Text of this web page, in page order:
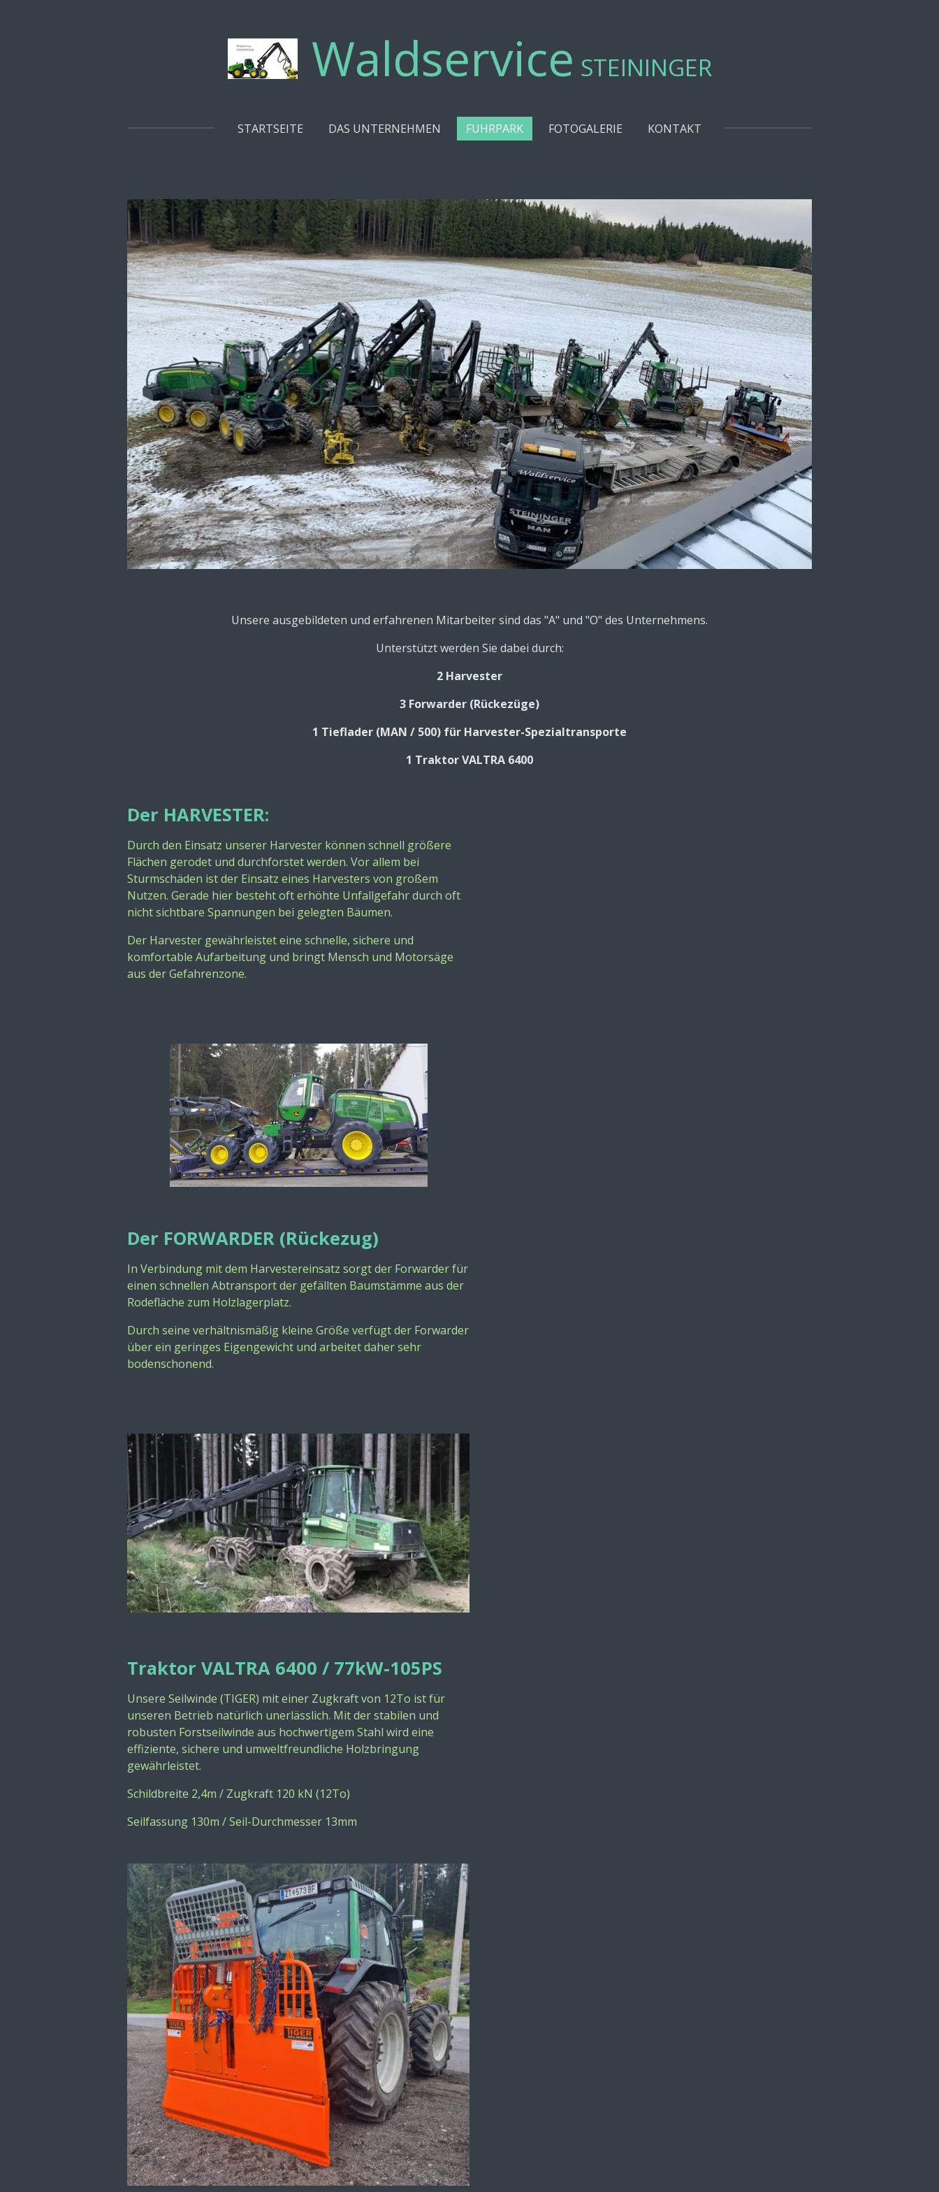
Waldservice STEININGER
STARTSEITE DAS UNTERNEHMEN FUHRPARK FOTOGALERIE KONTAKT
Unsere ausgebildeten und erfahrenen Mitarbeiter sind das "A" und "O" des Unternehmens.
Unterstützt werden Sie dabei durch:
2 Harvester
3 Forwarder (Rückezüge)
1 Tieflader (MAN / 500) für Harvester-Spezialtransporte
1 Traktor VALTRA 6400
Der HARVESTER:
Durch den Einsatz unserer Harvester können schnell größere
Flächen gerodet und durchforstet werden. Vor allem bei
Sturmschäden ist der Einsatz eines Harvesters von großem
Nutzen. Gerade hier besteht oft erhöhte Unfallgefahr durch oft
nichtsichtbare Spannungen bei gelegten Bäumen.
Der Harvester gewährleistet eine schnelle, sichere und
komfortable Aufarbeitung und bringt Mensch und Motorsäge
aus der Gefahrenzone.
Der FORWARDER (Rückezug)
In Verbindung mit dem Harvestereinsatz sorgt der Forwarder für
einen schnellen Abtransport der gefällten Baumstämme aus der
Rodefläche zum Holzlagerplatz.
Durch seine verhältnismäßig kleine Größe verfügt der Forwarder
über ein geringes Eigengewicht und arbeitet daher sehr
bodenschonend.
Traktor VALTRA 6400 / 77kW-105PS
Unsere Seilwinde (TIGER) mit einer Zugkraft von 12To istfür
unseren Betrieb natürlich unerlässlich. Mit der stabilen und
robusten Forstseilwinde aus hochwertigem Stahl wird eine
effiziente, sichere und umweltfreundliche Holzbringung
gewährleistet.
Schildbreite 2,4m / Zugkraft 120 kN (12To)
Seilfassung 130m / Seil-Durchmesser 13mm